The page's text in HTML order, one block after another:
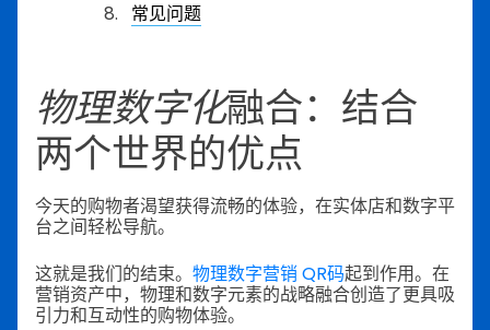
常见问题
物理数字化融合：结合
两个世界的优点
今天的购物者渴望获得流畅的体验，在实体店和数字平
台之间轻松导航。
这就是我们的结束。 物理数字营销 QR码起到作用。在
营销资产中，物理和数字元素的战略融合创造了更具吸
引力和互动性的购物体验。